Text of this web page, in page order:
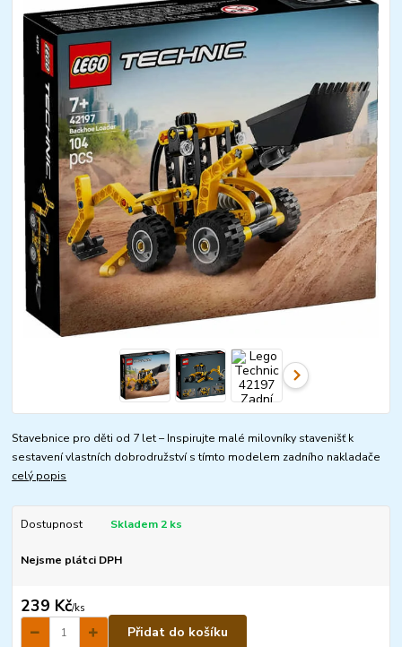
Stavebnice pro děti od 7 let – Inspirujte malé milovníky stavenišť k
sestavení vlastních dobrodružství s tímto modelem zadního nakladače
celý popis
Dostupnost Skladem 2 ks
Nejsme plátci DPH
239 Kč/ks
Přidat do košíku